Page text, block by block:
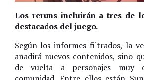
Los reruns incluirán a tres de
destacados del juego.
Según los informes filtrados, la
añadirá nuevos contenidos, sino
de vuelta a personajes muy